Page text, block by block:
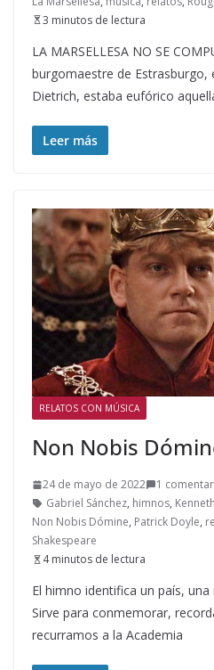
3 minutos de lectura
LA MARSELLESA NO SE
burgomaestre de Estrasburgo,
Dietrich, estaba eufórico
Leer más
RELATOS CON MÚSICA
Non Nobis
24 de mayo de 2022
1
Gabriel Sánchez, himnos,
Non Nobis Dómine, Patrick Doyle,
Shakespeare
4 minutos de lectura
El himno identifica un país,
Sirve para conmemorar,
recurramos a la Academia